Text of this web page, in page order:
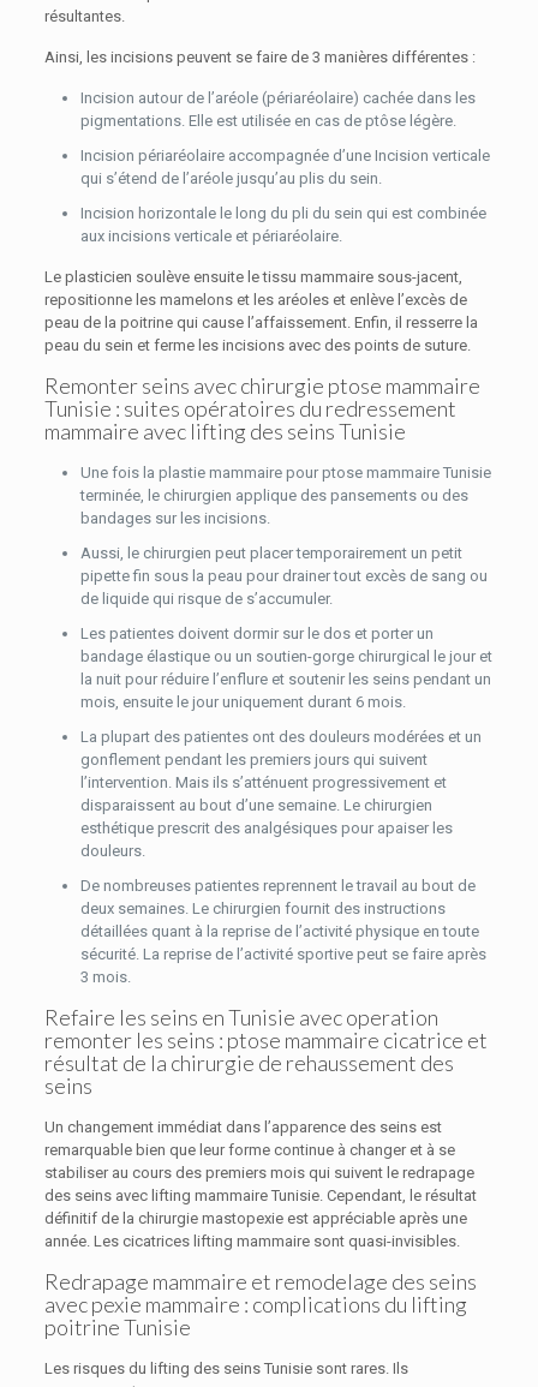
résultantes.
Ainsi, les incisions peuvent se faire de 3 manières différentes :
Incision autour de l’aréole (périaréolaire) cachée dans les
pigmentations. Elle est utilisée en cas de ptôse légère.
Incision périaréolaire accompagnée d’une Incision verticale
qui s’étend de l’aréole jusqu’au plis du sein.
Incision horizontale le long du pli du sein qui est combinée
aux incisions verticale et périaréolaire.
Le plasticien soulève ensuite le tissu mammaire sous-jacent,
repositionne les mamelons et les aréoles et enlève l’excès de
peau de la poitrine qui cause l’affaissement. Enfin, il resserre la
peau du sein et ferme les incisions avec des points de suture.
Remonter seins avec chirurgie ptose mammaire
Tunisie : suites opératoires du redressement
mammaire avec lifting des seins Tunisie
Une fois la plastie mammaire pour ptose mammaire Tunisie
terminée, le chirurgien applique des pansements ou des
bandages sur les incisions.
Aussi, le chirurgien peut placer temporairement un petit
pipette fin sous la peau pour drainer tout excès de sang ou
de liquide qui risque de s’accumuler.
Les patientes doivent dormir sur le dos et porter un
bandage élastique ou un soutien-gorge chirurgical le jour et
la nuit pour réduire l’enflure et soutenir les seins pendant un
mois, ensuite le jour uniquement durant 6 mois.
La plupart des patientes ont des douleurs modérées et un
gonflement pendant les premiers jours qui suivent
l’intervention. Mais ils s’atténuent progressivement et
disparaissent au bout d’une semaine. Le chirurgien
esthétique prescrit des analgésiques pour apaiser les
douleurs.
De nombreuses patientes reprennent le travail au bout de
deux semaines. Le chirurgien fournit des instructions
détaillées quant à la reprise de l’activité physique en toute
sécurité. La reprise de l’activité sportive peut se faire après
3 mois.
Refaire les seins en Tunisie avec operation
remonter les seins : ptose mammaire cicatrice et
résultat de la chirurgie de rehaussement des
seins
Un changement immédiat dans l’apparence des seins est
remarquable bien que leur forme continue à changer et à se
stabiliser au cours des premiers mois qui suivent le redrapage
des seins avec lifting mammaire Tunisie. Cependant, le résultat
définitif de la chirurgie mastopexie est appréciable après une
année. Les cicatrices lifting mammaire sont quasi-invisibles.
Redrapage mammaire et remodelage des seins
avec pexie mammaire : complications du lifting
poitrine Tunisie
Les risques du lifting des seins Tunisie sont rares. Ils